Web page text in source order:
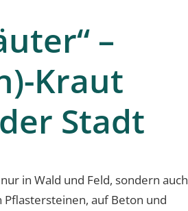
–
Kraut
Stadt
in Wald und Feld, sondern auch
auf Beton und